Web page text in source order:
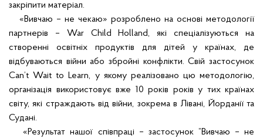
закріпити матеріал.
«Вивчаю – не чекаю» розроблено на основі методології
партнерів – War Child Holland, які спеціалізуються на
створенні освітніх продуктів для дітей у країнах, де
відбуваються війни або збройні конфлікти. Свій застосунок
Can’t Wait to Learn, у якому реалізовано цю методологію,
організація використовує вже 10 років років у тих країнах
світу, які страждають від війни, зокрема в Лівані, Йорданії та
Судані.
«Результат нашої співпраці – застосунок ”Вивчаю – не